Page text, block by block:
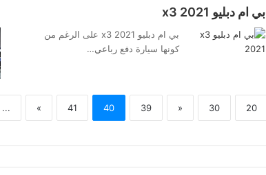
بي ام دبليو x3 2021
بي ام دبليو x3 2021 على الرغم من
كونها سيارة دفع رباعي…
20
30
«
39
40
41
»
...